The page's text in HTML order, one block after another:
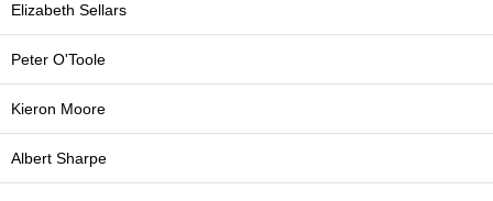
Elizabeth Sellars
Peter O'Toole
Kieron Moore
Albert Sharpe